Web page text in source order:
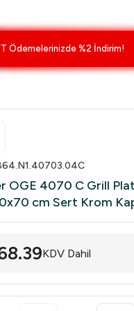
Ödemelerinizde %2 İndirim!
OGE 4070 C Grill
cm Sert Krom
KDV Dahil